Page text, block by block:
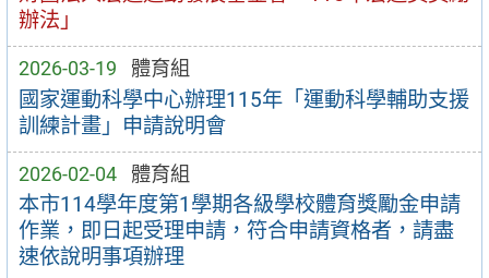
辦法」
2026-03-19 體育組
國家運動科學中心辦理115年「運動科學輔助支援
訓練計畫」申請說明會
2026-02-04 體育組
本市114學年度第1學期各級學校體育獎勵金申請
作業，即日起受理申請，符合申請資格者，請盡
速依說明事項辦理